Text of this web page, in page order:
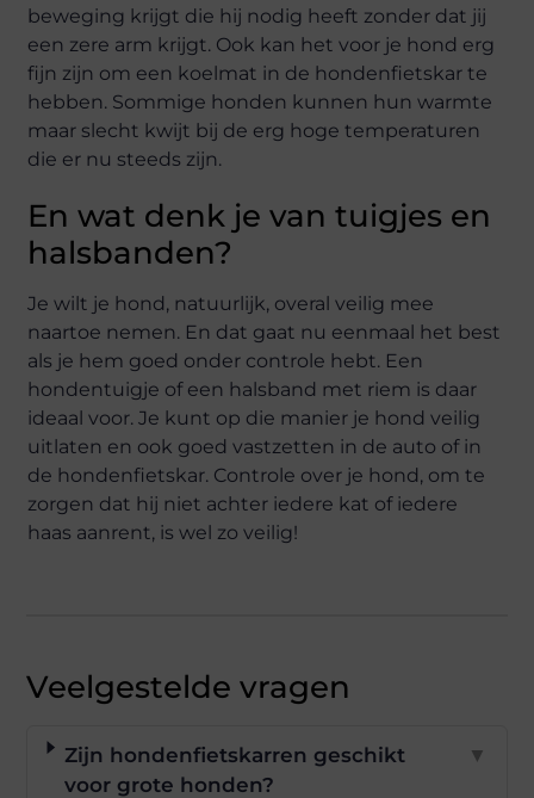
beweging krijgt die hij nodig heeft zonder dat jij
een zere arm krijgt. Ook kan het voor je hond erg
fijn zijn om een koelmat in de hondenfietskar te
hebben. Sommige honden kunnen hun warmte
maar slecht kwijt bij de erg hoge temperaturen
die er nu steeds zijn.
En wat denk je van tuigjes en
halsbanden?
Je wilt je hond, natuurlijk, overal veilig mee
naartoe nemen. En dat gaat nu eenmaal het best
als je hem goed onder controle hebt. Een
hondentuigje of een halsband met riem is daar
ideaal voor. Je kunt op die manier je hond veilig
uitlaten en ook goed vastzetten in de auto of in
de hondenfietskar. Controle over je hond, om te
zorgen dat hij niet achter iedere kat of iedere
haas aanrent, is wel zo veilig!
Veelgestelde vragen
Zijn hondenfietskarren geschikt
voor grote honden?
▼